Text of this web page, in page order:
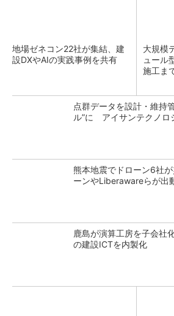
地場ゼネコン22社が集結、建
設DXやAIの実践事例を共有
大規模
ュール
施工ま
点群データを設計・維持
ル”に アイサンテクノロ
熊本地震でドローン6社
ーンやLiberawareらが出
鹿島が演算工房を子会
の建設ICTを内製化